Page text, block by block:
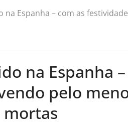
Espanha – com as
na Espanha
pelo
mortas